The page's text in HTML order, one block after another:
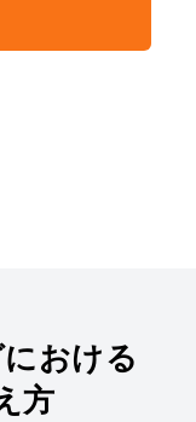
おける
方